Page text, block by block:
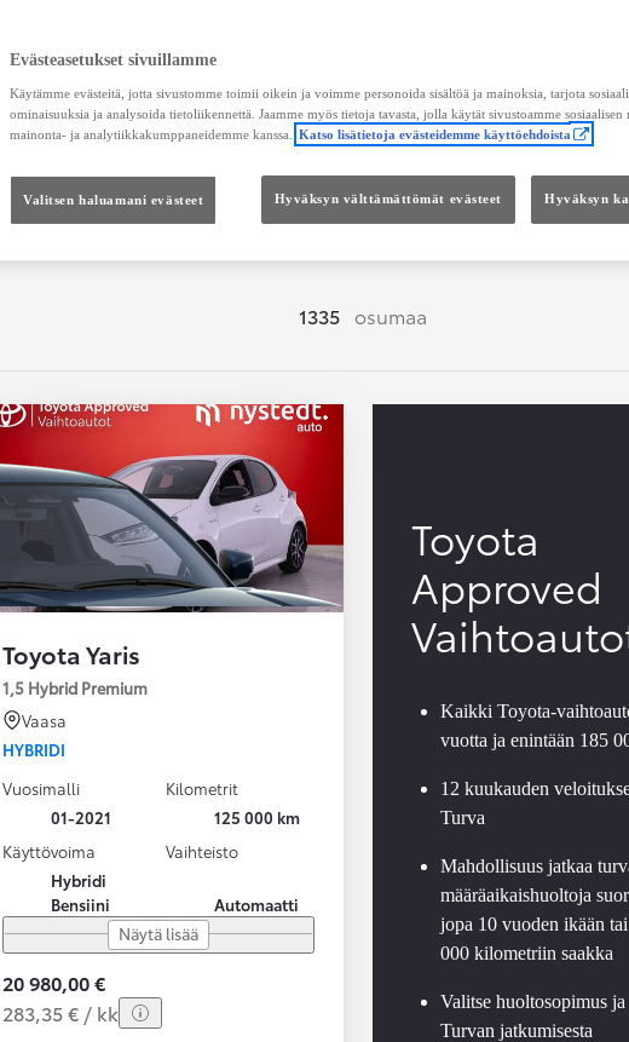
Malli
Malli
Hinta
Kokonaishinta
1335 osumaa
Toyota Yaris
1,5 Hybrid Premium
Vaasa
HYBRIDI
Vuosimalli
01-2021
Kilometrit
125 000 km
Käyttövoima
Hybridi
Bensiini
Vaihteisto
Automaatti
Näytä lisää
20 980,00 €
283,35 € / kk
Toyota
Approved
Kaikki Toyota-
vuotta ja enintään 185
12 kuukauden
Turva
Mahdollisuus jatkaa
määräaikaishuoltoja
jopa 10 vuoden ikään
000 kilometriin saakka
Valitse huoltosopimus
Turvan jatkumisesta
Evästeasetukset sivuillamme
Käytämme evästeitä, jotta sivustomme toimii oikein ja voimme personoida sisältöä ja mainoksia, tarjota
ominaisuuksia ja analysoida tietoliikennettä. Jaamme myös tietoja tavasta, jolla käytät sivustoamme sosiaalisen
mainonta- ja analytiikkakumppaneidemme kanssa.
Katso lisätietoja evästeidemme käyttöehdoista
Valitsen haluamani evästeet Hyväksyn välttämättömät evästeet Hyväksyn